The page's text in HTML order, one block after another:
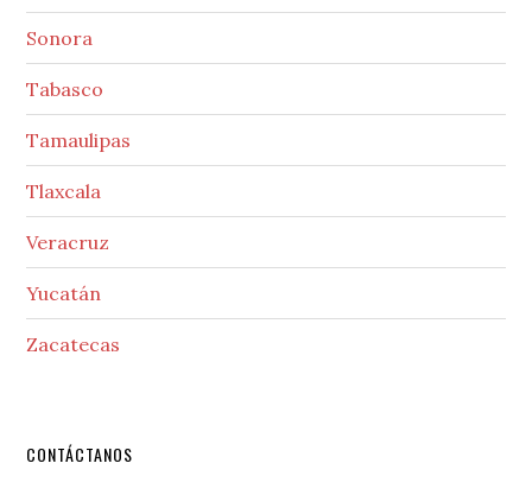
Sonora
Tabasco
Tamaulipas
Tlaxcala
Veracruz
Yucatán
Zacatecas
Secondary
CONTÁCTANOS